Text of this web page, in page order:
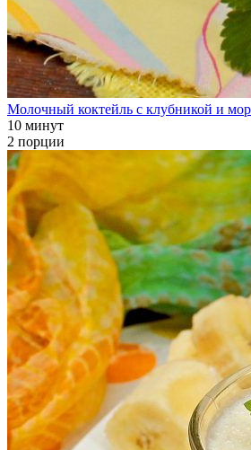
Молочный коктейль с клубникой и
10 минут
2 порции